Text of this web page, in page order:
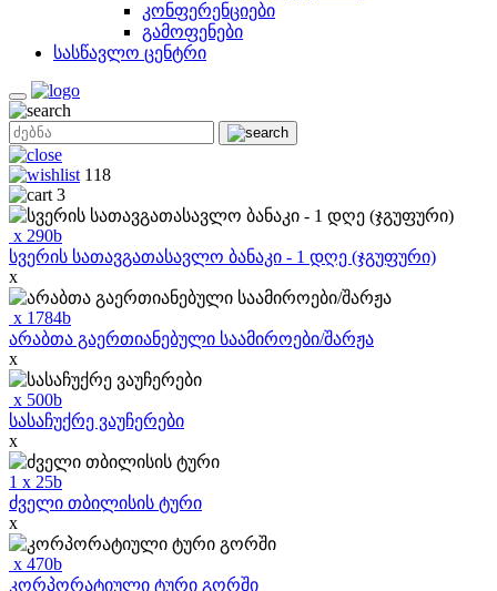
კონფერენციები
გამოფენები
სასწავლო ცენტრი
118
3
x 290b
სვერის სათავგათასავლო ბანაკი - 1 დღე (ჯგუფური)
x
x 1784b
არაბთა გაერთიანებული საამიროები/შარჟა
x
x 500b
სასაჩუქრე ვაუჩერები
x
1 x 25b
ძველი თბილისის ტური
x
x 470b
კორპორატიული ტური გორში